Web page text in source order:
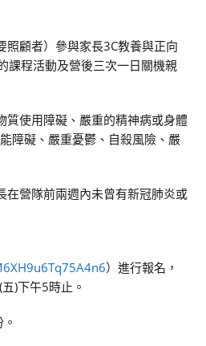
照顧者）參與家長3C教養與正向
課程活動及營後三次一日關機親
質使用障礙、嚴重的精神病或身體
障礙、嚴重憂鬱、自殺風險、嚴
在營隊前兩週內未曾有新冠肺炎或
）進行報名，
)下午5時止。